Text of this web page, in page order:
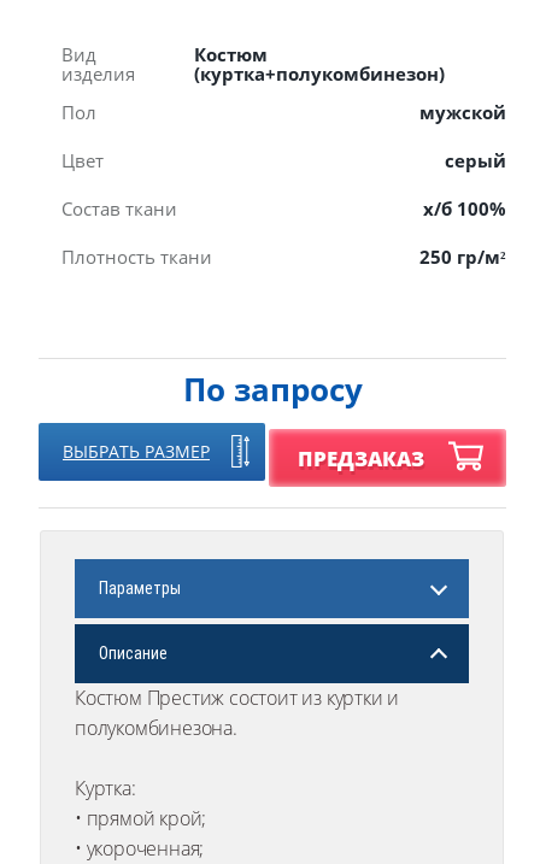
Вид
изделия
Костюм
(куртка+полукомбинезон)
Пол
мужской
Цвет
серый
Состав ткани
х/б 100%
Плотность ткани
250 гр/м²
По запросу
ВЫБРАТЬ РАЗМЕР ПРЕДЗАКАЗ
Параметры
Описание
Костюм Престиж состоит из куртки и
полукомбинезона.
Куртка:
• прямой крой;
• укороченная;